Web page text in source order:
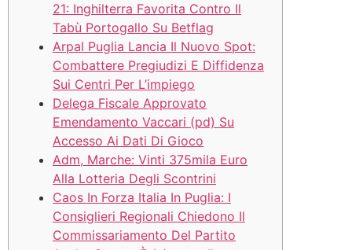
21: Inghilterra Favorita Contro Il
Tabù Portogallo Su Betflag
Arpal Puglia Lancia Il Nuovo Spot:
Combattere Pregiudizi E Diffidenza
Sui Centri Per L’impiego
Delega Fiscale Approvato
Emendamento Vaccari (pd) Su
Accesso Ai Dati Di Gioco
Adm, Marche: Vinti 375mila Euro
Alla Lotteria Degli Scontrini
Caos In Forza Italia In Puglia: I
Consiglieri Regionali Chiedono Il
Commissariamento Del Partito